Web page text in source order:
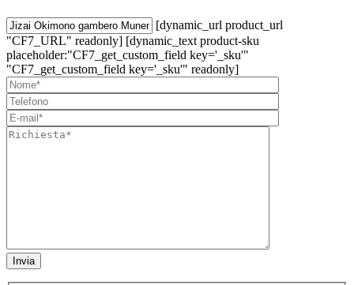
[dynamic_url product_url
"CF7_URL" readonly] [dynamic_text product-sku
placeholder:"CF7_get_custom_field key='_sku'"
"CF7_get_custom_field key='_sku'" readonly]